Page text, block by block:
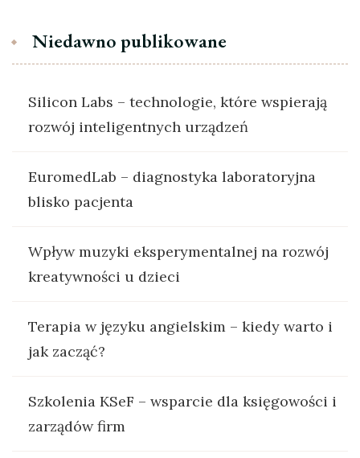
Niedawno publikowane
Silicon Labs – technologie, które wspierają
rozwój inteligentnych urządzeń
EuromedLab – diagnostyka laboratoryjna
blisko pacjenta
Wpływ muzyki eksperymentalnej na rozwój
kreatywności u dzieci
Terapia w języku angielskim – kiedy warto i
jak zacząć?
Szkolenia KSeF – wsparcie dla księgowości i
zarządów firm